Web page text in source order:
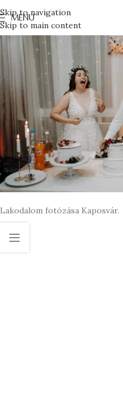
Skip to navigation
Skip to main content
MENU
Lakodalom fotózása Kaposvár.